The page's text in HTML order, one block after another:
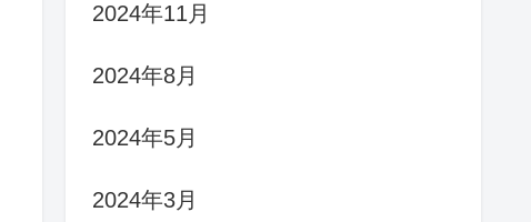
2024年11月
2024年8月
2024年5月
2024年3月